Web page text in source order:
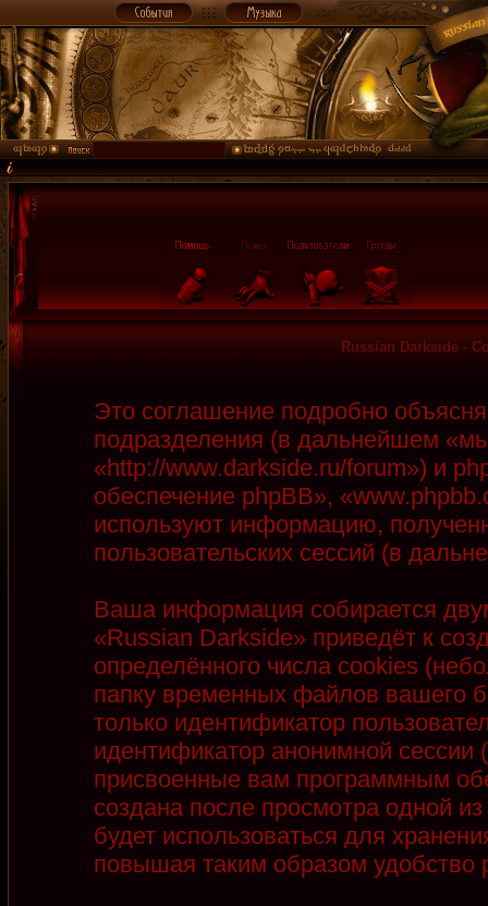
Russian Darkside -
Это соглашение подробно
подразделения (в дальнейшем
«http://www.darkside.ru/forum») и
обеспечение phpBB»,
используют информацию,
пользовательских сессий (в
Ваша информация собирается
«Russian Darkside» приведёт к
определённого числа cookies
папку временных файлов вашего
только идентификатор
идентификатор анонимной
присвоенные вам программным
создана после просмотра одной
будет использоваться для
повышая таким образом